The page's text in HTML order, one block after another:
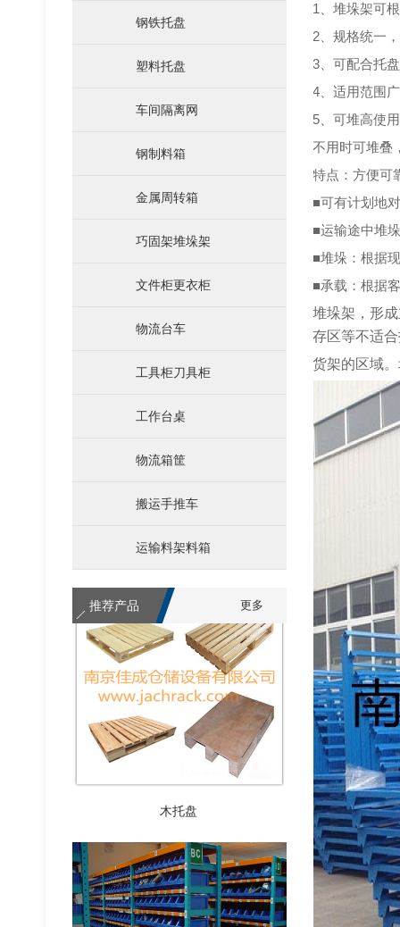
钢铁托盘
塑料托盘
车间隔离网
钢制料箱
金属周转箱
巧固架堆垛架
文件柜更衣柜
物流台车
工具柜刀具柜
工作台桌
物流箱筐
搬运手推车
运输料架料箱
更多
推荐产品
运输料架料箱
仓储笼
木托盘
1、堆垛架可
2、规格统一
3、可配合托
4、适用范围
5、可堆高使
不用时可堆叠
特点：方便可
■可有计划地
■运输途中堆
■堆垛：根据
■承载：根据
堆垛架，形
存区等不适
货架的区域。